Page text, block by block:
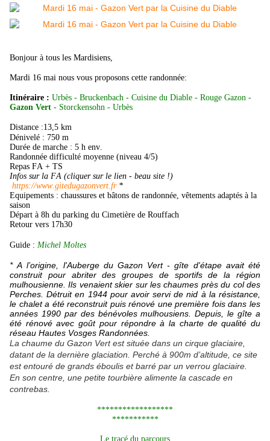
Bonjour à tous les Mardisiens,
Mardi 16 mai nous vous proposons cette randonnée:
Itinéraire : Urbès - Bruckenbach - Cuisine du Diable - Rouge Gazon -
Gazon Vert - Storckensohn - Urbès
Distance :13,5 km
Dénivelé : 750 m
Durée de marche : 5 h env.
Randonnée difficulté moyenne (niveau 4/5)
Repas FA + TS
Infos sur la FA (cliquer sur le lien - beau site !)
https://www.gitedugazonvert.fr*
Equipements : chaussures et bâtons de randonnée, vêtements adaptés à la
saison
Départ à 8h du parking du Cimetière de Rouffach
Retour vers 17h30
Guide : Michel Moltes
* A l’origine, l'Auberge du Gazon Vert - gîte d'étape avait été
construit pour abriter des groupes de sportifs de la région
mulhousienne. Ils venaient skier sur les chaumes près du col des
Perches. Détruit en 1944 pour avoir servi de nid à la résistance,
le chalet a été reconstruit puis rénové une première fois dans les
années 1990 par des bénévoles mulhousiens. Depuis, le gîte a
été rénové avec goût pour répondre à la charte de qualité du
réseau Hautes Vosges Randonnées.
La chaume du Gazon Vert est située dans un cirque glaciaire,
datant de la dernière glaciation. Perché à 900m d’altitude, ce site
est entouré de grands éboulis et barré par un verrou glaciaire.
En son centre, une petite tourbière alimente la cascade en
contrebas.
******************
***********
Le tracé du parcours